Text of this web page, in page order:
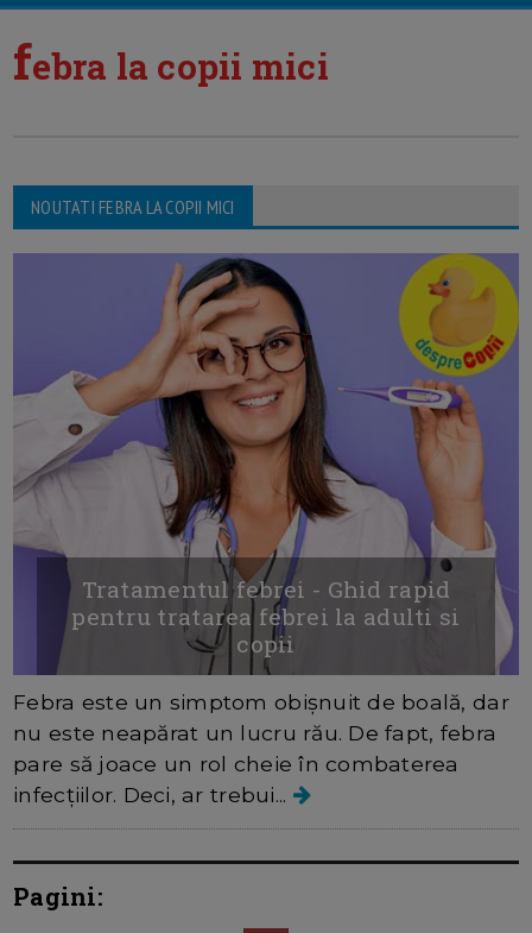
febra la copii mici
NOUTATI FEBRA LA COPII MICI
Tratamentul febrei - Ghid rapid
pentru tratarea febrei la adulti si
copii
Febra este un simptom obișnuit de boală, dar
nu este neapărat un lucru rău. De fapt, febra
pare să joace un rol cheie în combaterea
infecțiilor. Deci, ar trebui...
Pagini: